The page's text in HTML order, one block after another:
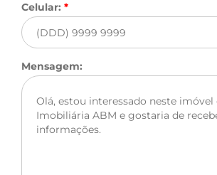
Celular: *
Mensagem: